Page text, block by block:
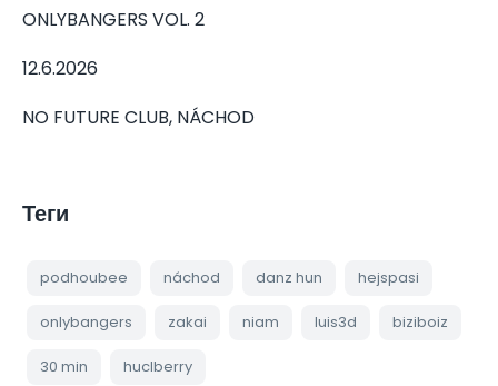
ONLYBANGERS VOL. 2
12.6.2026
NO FUTURE CLUB, NÁCHOD
Теги
podhoubee náchod danz hun hejspasi
onlybangers zakai niam luis3d biziboiz
30 min huclberry